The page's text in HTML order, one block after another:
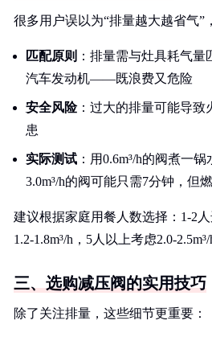
很多用户误以为“排量越大越省气”
匹配原则 ：排量需与灶具耗气
汽车发动机——既浪费又危险
安全风险：过大的排量可能导致
患
实际测试 ：用0.6m³/h的阀煮一
3.0m³/h的阀可能只需7分钟，但
建议根据家庭用餐人数选择：1-2人
1.2-1.8m³/h，5人以上考虑2.0-2.5m³/
三、选购减压阀的实用技巧
除了关注排量，这些细节更重要：